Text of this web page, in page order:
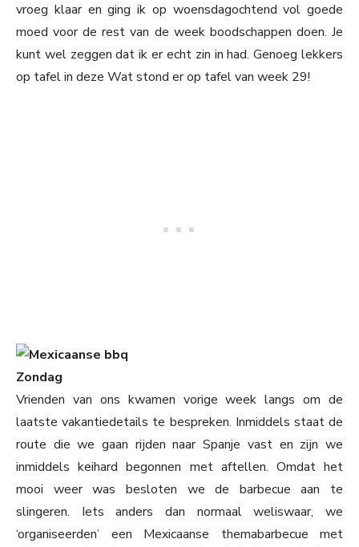
vroeg klaar en ging ik op woensdagochtend vol goede
moed voor de rest van de week boodschappen doen. Je
kunt wel zeggen dat ik er echt zin in had. Genoeg lekkers
op tafel in deze Wat stond er op tafel van week 29!
Zondag
Vrienden van ons kwamen vorige week langs om de
laatste vakantiedetails te bespreken. Inmiddels staat de
route die we gaan rijden naar Spanje vast en zijn we
inmiddels keihard begonnen met aftellen. Omdat het
mooi weer was besloten we de barbecue aan te
slingeren. Iets anders dan normaal weliswaar, we
‘organiseerden’ een Mexicaanse themabarbecue met